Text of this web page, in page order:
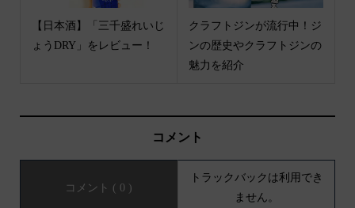
【日本酒】「三千盛れいじ
ょうDRY」をレビュー！
クラフトジンが流行中！ジ
ンの歴史やクラフトジンの
魅力を紹介
コメント
コメント ( 0 )
トラックバックは利用でき
ません。